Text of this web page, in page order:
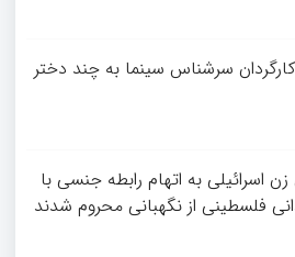
سرشناس سینما به چند دختر
زن اسرائیلی به اتهام رابطه جنسی با
فلسطینی از نگهبانی محروم شدند